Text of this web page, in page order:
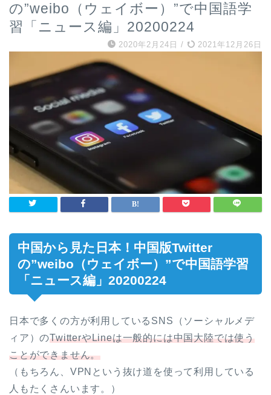
の”weibo（ウェイボー）”で中国語学
習「ニュース編」20200224
2020年2月24日 / 2021年12月26日
中国から見た日本！中国版Twitter
の”weibo（ウェイボー）”で中国語学習
「ニュース編」20200224
日本で多くの方が利用しているSNS（ソーシャルメデ
ィア）のTwitterやLineは一般的には中国大陸では使う
ことができません。
（もちろん、VPNという抜け道を使って利用している
人もたくさんいます。）